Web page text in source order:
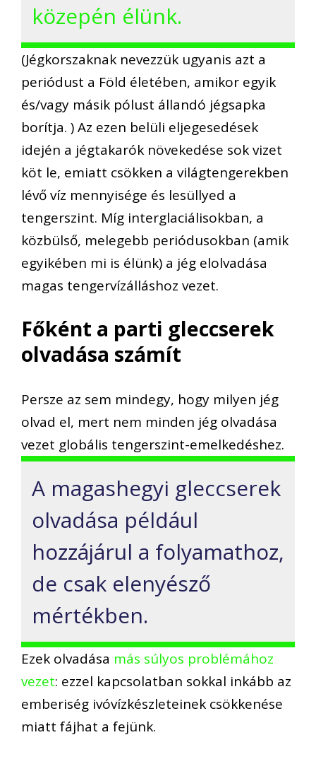
közepén élünk.
(Jégkorszaknak nevezzük ugyanis azt a
periódust a Föld életében, amikor egyik
és/vagy másik pólust állandó jégsapka
borítja. ) Az ezen belüli eljegesedések
idején a jégtakarók növekedése sok vizet
köt le, emiatt csökken a világtengerekben
lévő víz mennyisége és lesüllyed a
tengerszint. Míg interglaciálisokban, a
közbülső, melegebb periódusokban (amik
egyikében mi is élünk) a jég elolvadása
magas tengervízálláshoz vezet.
Főként a parti gleccserek
olvadása számít
Persze az sem mindegy, hogy milyen jég
olvad el, mert nem minden jég olvadása
vezet globális tengerszint-emelkedéshez.
A magashegyi gleccserek
olvadása például
hozzájárul a folyamathoz,
de csak elenyésző
mértékben.
Ezek olvadása más súlyos problémához
vezet: ezzel kapcsolatban sokkal inkább az
emberiség ivóvízkészleteinek csökkenése
miatt fájhat a fejünk.